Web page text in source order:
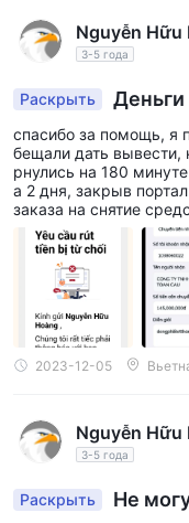
Инструменты
Форекс:Трейдеры
иностранной валюты,
второстепенные и
Акции: Платформа
акциями, позволяя
доли в публично
Индексы:JP PRO
основными мировыми
спекулировать на
рынков.
Товары:Трейдеры
продукты и
физической
различными
Nguyễn Hữu
3-5 года
Раскрыть
спасибо за помощь, я
бещали дать вывести,
рнулись на 180
а 2 дня, закрыв
заказа на снятие
оторую я заплатил,
енне прошу вашего
сти деньги с моего JP
2023-12-05
Nguyễn Hữu
3-5 года
Раскрыть Не